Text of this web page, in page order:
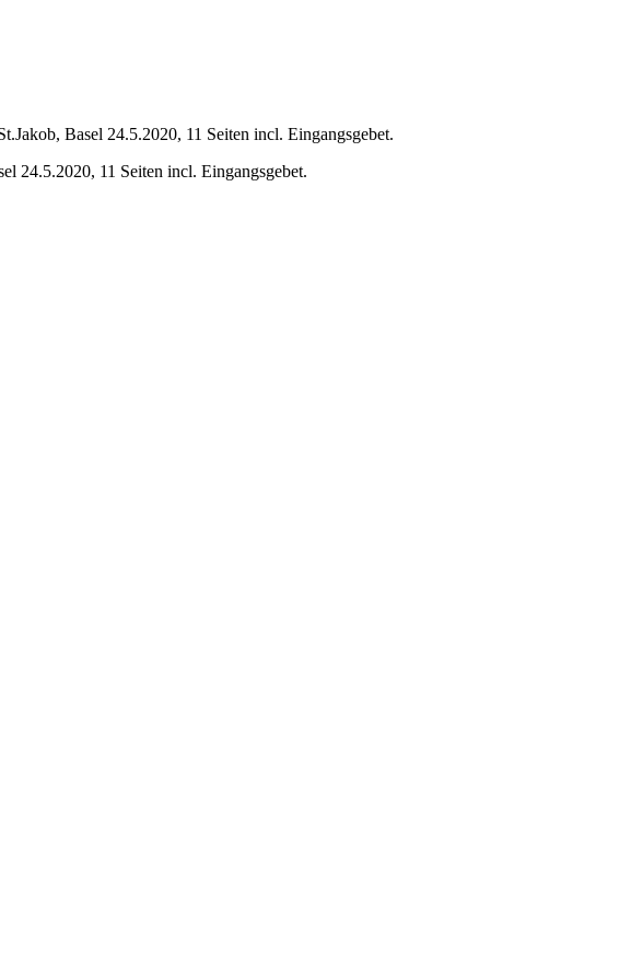
Basel 24.5.2020, 11 Seiten incl. Eingangsgebet.
24.5.2020, 11 Seiten incl. Eingangsgebet.